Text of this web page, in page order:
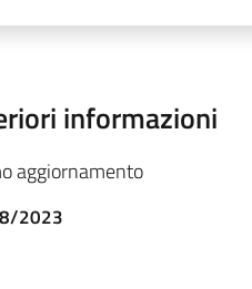
informazioni
aggiornamento
2023